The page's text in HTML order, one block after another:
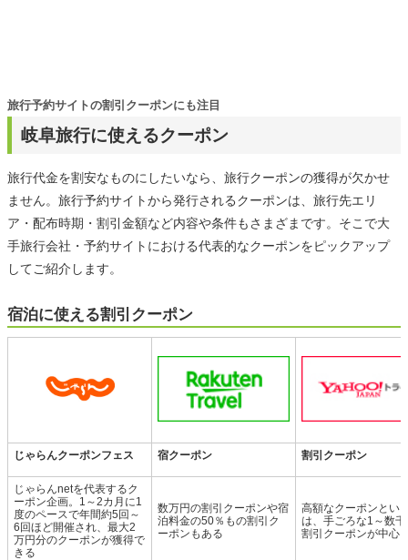
岐阜旅行に使えるクーポン
旅行予約サイトの割引クーポンにも注目
旅行代金を割安なものにしたいなら、旅行クーポンの獲得が欠かせ
ません。旅行予約サイトから発行されるクーポンは、旅行先エリ
ア・配布時期・割引金額など内容や条件もさまざまです。そこで大
手旅行会社・予約サイトにおける代表的なクーポンをピックアップ
してご紹介します。
宿泊に使える割引クーポン
じゃらんクーポンフェス 宿クーポン 割引クーポン
じゃらんnetを代表するク
ーポン企画。1～2カ月に1
度のペースで年間約5回～
6回ほど開催され、最大2
万円分のクーポンが獲得で
きる
数万円の割引クーポンや宿
泊料金の50％もの割引ク
ーポンもある
高額なクーポンとい
は、手ごろな1～数
割引クーポンが中心